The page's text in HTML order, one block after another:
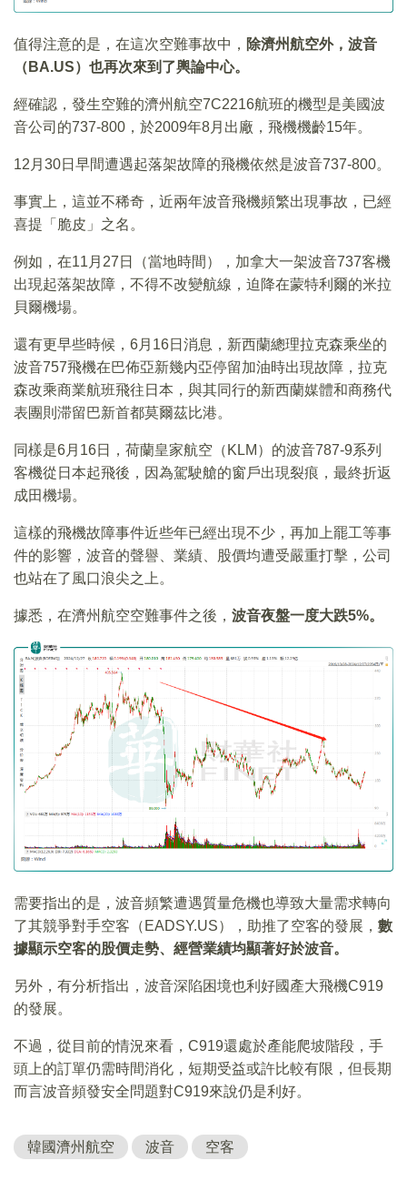
值得注意的是，在這次空難事故中， 除濟州航空外，波音
（BA.US）也再次來到了輿論中心。
經確認，發生空難的濟州航空7C2216航班的機型是美國波
音公司的737-800，於2009年8月出廠，飛機機齡15年。
12月30日早間遭遇起落架故障的飛機依然是波音737-800。
事實上，這並不稀奇，近兩年波音飛機頻繁出現事故，已經
喜提「脆皮」之名。
例如，在11月27日（當地時間），加拿大一架波音737客機
出現起落架故障，不得不改變航線，迫降在蒙特利爾的米拉
貝爾機場。
還有更早些時候，6月16日消息，新西蘭總理拉克森乘坐的
波音757飛機在巴佈亞新幾内亞停留加油時出現故障，拉克
森改乘商業航班飛往日本，與其同行的新西蘭媒體和商務代
表團則滞留巴新首都莫爾茲比港。
同樣是6月16日，荷蘭皇家航空（KLM）的波音787-9系列
客機從日本起飛後，因為駕駛艙的窗戶出現裂痕，最終折返
成田機場。
這樣的飛機故障事件近些年已經出現不少，再加上罷工等事
件的影響，波音的聲譽、業績、股價均遭受嚴重打擊，公司
也站在了風口浪尖之上。
據悉，在濟州航空空難事件之後， 波音夜盤一度大跌5%。
需要指出的是，波音頻繁遭遇質量危機也導致大量需求轉向
了其競爭對手空客（EADSY.US），助推了空客的發展， 數
據顯示空客的股價走勢、經營業績均顯著好於波音。
另外，有分析指出，波音深陷困境也利好國產大飛機C919
的發展。
不過，從目前的情況來看，C919還處於產能爬坡階段，手
頭上的訂單仍需時間消化，短期受益或許比較有限，但長期
而言波音頻發安全問題對C919來說仍是利好。
韓國濟州航空 波音 空客